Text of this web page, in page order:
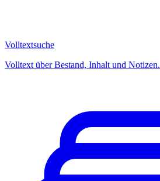
Volltextsuche
Volltext über Bestand, Inhalt und Notizen.